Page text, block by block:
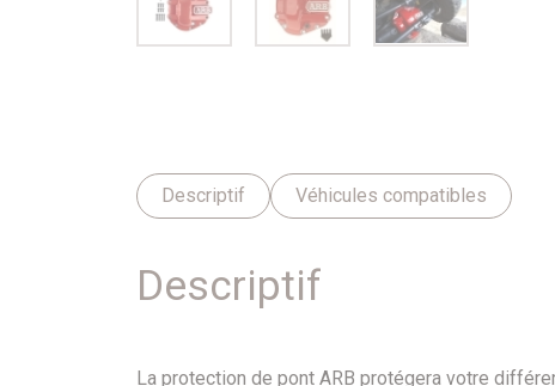
Descriptif Véhicules compatibles
Descriptif
La protection de pont ARB protégera votre